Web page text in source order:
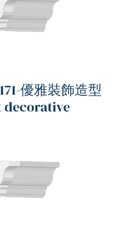
優雅裝飾造型
decorative